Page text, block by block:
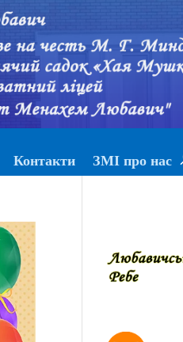
Контакти ЗМІ про нас